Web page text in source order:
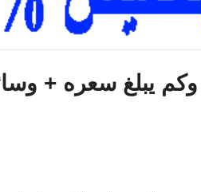
يبلغ سعره +